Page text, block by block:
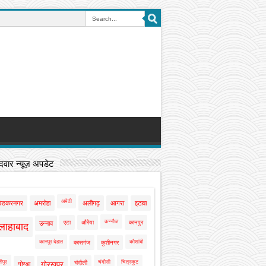
न्यूज़ अपडेट
अमरोहा अमेठी अलीगढ़ आगरा इटावा
उन्नाव एटा औरैया कन्नौज कानपुर
कानपुर देहात कासगंज कुशीनगर कौशांबी
गोण्डा चंदौली चंदौसी चित्रकूट